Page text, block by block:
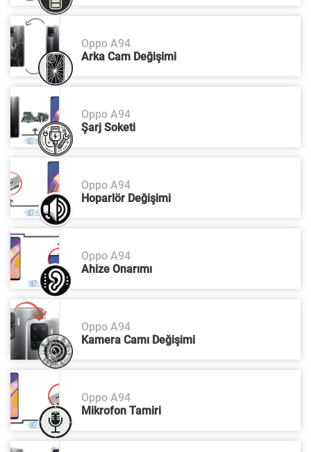
Oppo A94
Arka Cam Değişimi
Oppo A94
Şarj Soketi
Oppo A94
Hoparlör Değişimi
Oppo A94
Ahize Onarımı
Oppo A94
Kamera Camı Değişimi
Oppo A94
Mikrofon Tamiri